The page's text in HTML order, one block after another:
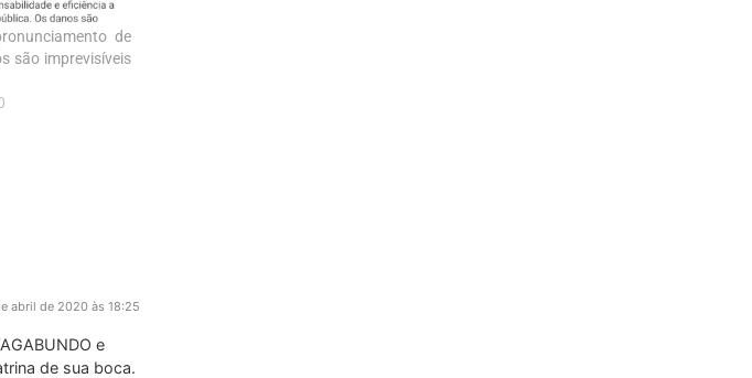
de
são imprevisíveis
abril de 2020 às 18:25
e
de sua boca.